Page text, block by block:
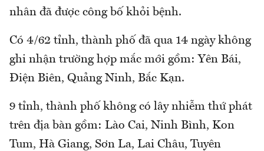
nhân đã được công bố khỏi bệnh.
Có 4/62 tỉnh, thành phố đã qua 14 ngày không
ghi nhận trường hợp mắc mới gồm: Yên Bái,
Điện Biên, Quảng Ninh, Bắc Kạn.
9 tỉnh, thành phố không có lây nhiễm thứ phát
trên địa bàn gồm: Lào Cai, Ninh Bình, Kon
Tum, Hà Giang, Sơn La, Lai Châu, Tuyên